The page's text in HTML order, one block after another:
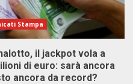
Stampa
il jackpot vola a
di euro: sarà ancora
ancora da record?